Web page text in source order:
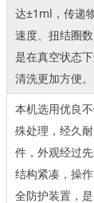
达±1ml，传递
速度、扭结圈
是在真空状态
清洗更加方便。
本机选用优良
殊处理，经久
件，外观经过
结构紧凑，操
全防护装置，